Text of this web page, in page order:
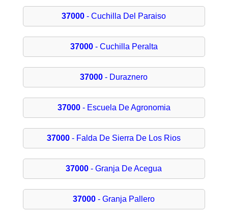
37000 - Cuchilla Del Paraiso
37000- Cuchilla Peralta
37000 - Duraznero
37000- Escuela De Agronomia
37000 - Falda De Sierra De Los Rios
37000 - Granja De Acegua
37000 - Granja Pallero